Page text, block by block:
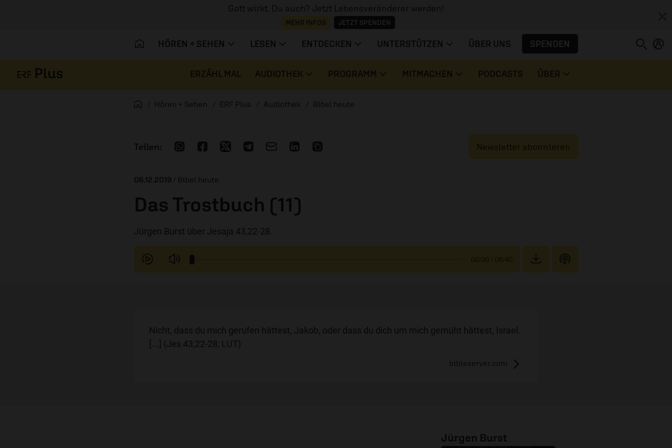
Gott wirkt. Du auch? Jetzt Lebensveränderer werden!
MEHR INFOS JETZT SPENDEN
HÖREN + SEHEN LESEN ENTDECKEN UNTERSTÜTZEN ÜBER UNS SPENDEN
ERZÄHL MAL AUDIOTHEK PROGRAMM MITMACHEN PODCASTS ÜBER
Startseite
Hören + Sehen ERF Plus Audiothek Bibel heute
Newsletter abonnieren
06.12.2019 / Bibel heute
Das Trostbuch (11)
Jürgen Burst über Jesaja 43,22-28.
00:00 / 08:40
Nicht, dass du mich gerufen hättest, Jakob, oder dass du dich um mich gemüht hättest, Israel.
[...] (Jes 43,22-28; LUT)
bibleserver.com
Jürgen Burst